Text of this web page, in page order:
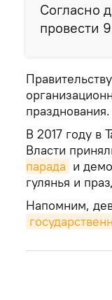
Согласно
провести
празднования.
В 2017 году в
Власти
парада и
гулянья и
Напомним,